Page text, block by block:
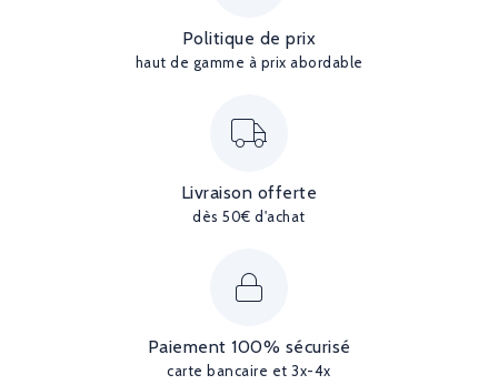
Politique de prix
haut de gamme à prix abordable
Livraison offerte
dès 50€ d'achat
Paiement 100% sécurisé
carte bancaire et 3x-4x